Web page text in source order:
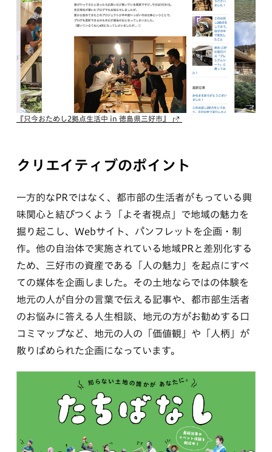
『只今おためし2拠点生活中 in 徳島県三好市』
クリエイティブのポイント
一方的なPRではなく、都市部の生活者がもっている興
味関心と結びつくよう「よそ者視点」で地域の魅力を
掘り起こし、Webサイト、パンフレットを企画・制
作。他の自治体で実施されている地域PRと差別化する
ため、三好市の資産である「人の魅力」を起点にすべ
ての媒体を企画しました。その土地ならではの体験を
地元の人が自分の言葉で伝える記事や、都市部生活者
のお悩みに答える人生相談、地元の方がお勧めする口
コミマップなど、地元の人の「価値観」や「人柄」が
散りばめられた企画になっています。